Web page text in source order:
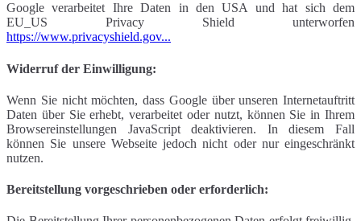
Google verarbeitet Ihre Daten in den USA und hat sich dem
EU_US Privacy Shield unterworfen
https://www.privacyshield.gov...
Widerruf der Einwilligung:
Wenn Sie nicht möchten, dass Google über unseren Internetauftritt
Daten über Sie erhebt, verarbeitet oder nutzt, können Sie in Ihrem
Browsereinstellungen JavaScript deaktivieren. In diesem Fall
können Sie unsere Webseite jedoch nicht oder nur eingeschränkt
nutzen.
Bereitstellung vorgeschrieben oder erforderlich: